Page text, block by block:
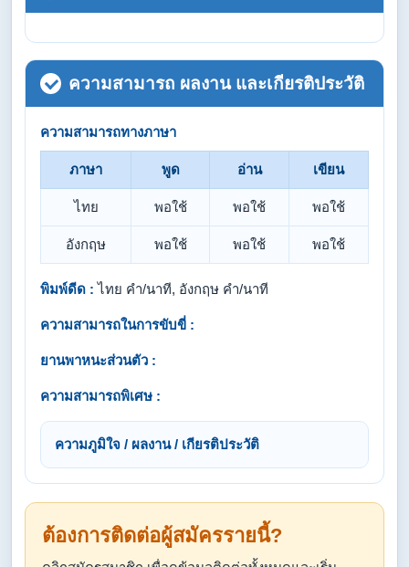
ความสามารถ ผลงาน และเกียรติประวัติ
ความสามารถทางภาษา
ภาษา พูด อ่าน เขียน
ไทย พอใช้ พอใช้ พอใช้
อังกฤษ พอใช้ พอใช้ พอใช้
พิมพ์ดีด : ไทย คำ/นาที, อังกฤษ คำ/นาที
ความสามารถในการขับขี่ :
ยานพาหนะส่วนตัว :
ความสามารถพิเศษ :
ความภูมิใจ / ผลงาน / เกียรติประวัติ
ต้องการติดต่อผู้สมัครรายนี้?